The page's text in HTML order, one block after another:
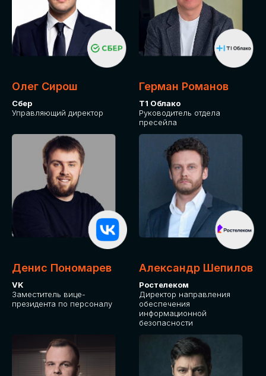
Олег Сирош
Сбер
Управляющий директор
Герман Романов
Т1 Облако
Руководитель отдела
пресейла
Денис Пономарев
VK
Заместитель вице-
президента по персоналу
Александр Шепилов
Ростелеком
Директор направления
обеспечения
информационной
безопасности